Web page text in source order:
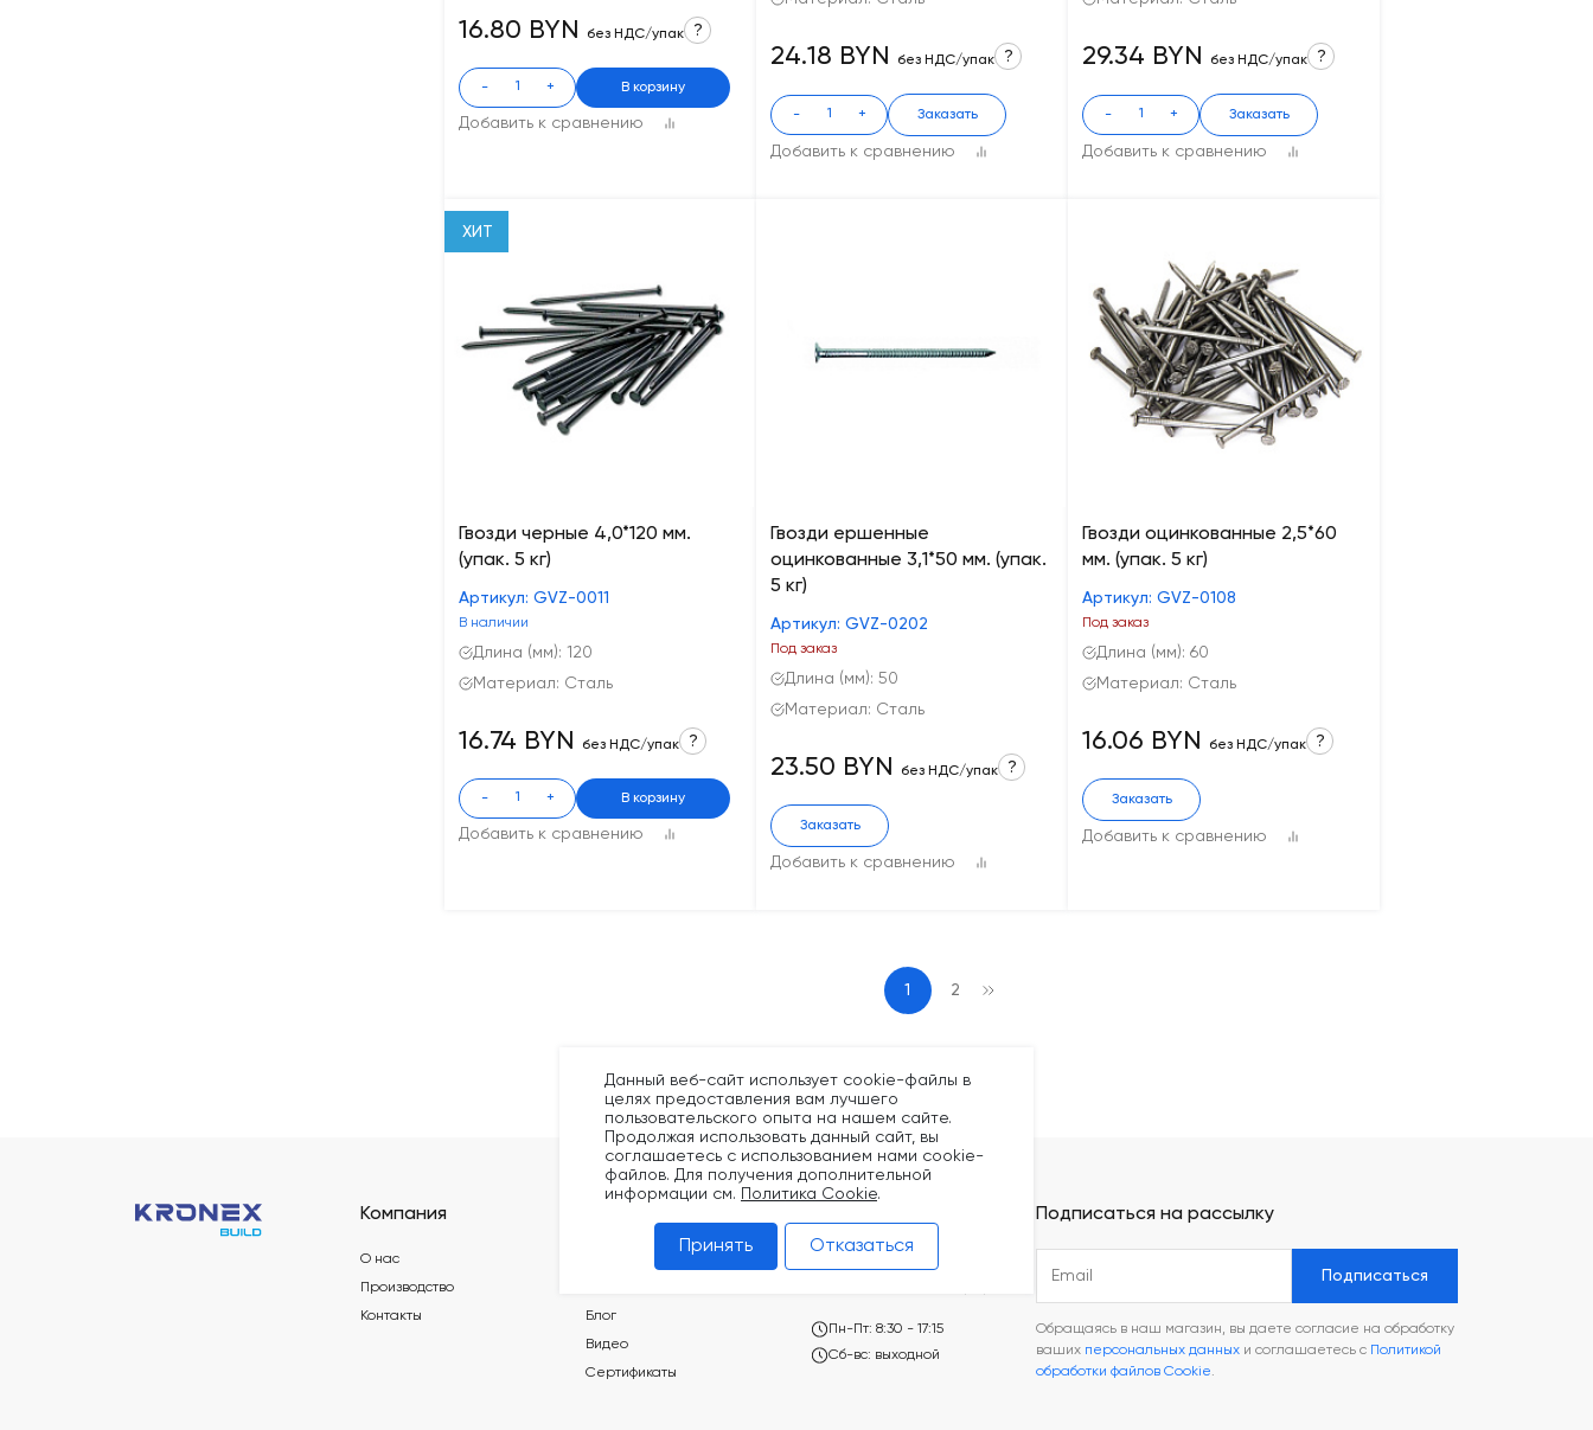
Добавить к сравнению
16.80 BYN без НДС/упак ?
- + В корзину
Добавить к сравнению
24.18 BYN без НДС/упак ?
- + Заказать
Добавить к сравнению
29.34 BYN без НДС/упак ?
- + Заказать
ХИТ
Гвозди черные 4,0*120 мм.
(упак. 5 кг)
Артикул: GVZ-0011
В наличии
Длина (мм): 120
Материал: Сталь
Добавить к сравнению
16.74 BYN без НДС/упак ?
- + В корзину
Гвозди ершенные
оцинкованные 3,1*50 мм. (упак.
5 кг)
Артикул: GVZ-0202
Под заказ
Длина (мм): 50
Материал: Сталь
Добавить к сравнению
23.50 BYN без НДС/упак ?
Заказать
Гвозди оцинкованные 2,5*60
мм. (упак. 5 кг)
Артикул: GVZ-0108
Под заказ
Длина (мм): 60
Материал: Сталь
Добавить к сравнению
16.06 BYN без НДС/упак ?
Заказать
1 2
Компания
О нас
Производство
Контакты
Блог
Видео
Сертификаты
Пн-Пт: 8:30 - 17:15
Сб-вс: выходной
Подписаться на рассылку
Подписаться
Обращаясь в наш магазин, вы даете согласие на обработку
ваших персональных данных и соглашаетесь с Политикой
обработки файлов Cookie.
Данный веб-сайт использует cookie-файлы в
целях предоставления вам лучшего
пользовательского опыта на нашем сайте.
Продолжая использовать данный сайт, вы
соглашаетесь с использованием нами cookie-
файлов. Для получения дополнительной
информации см.
Политика Cookie.
Принять Отказаться